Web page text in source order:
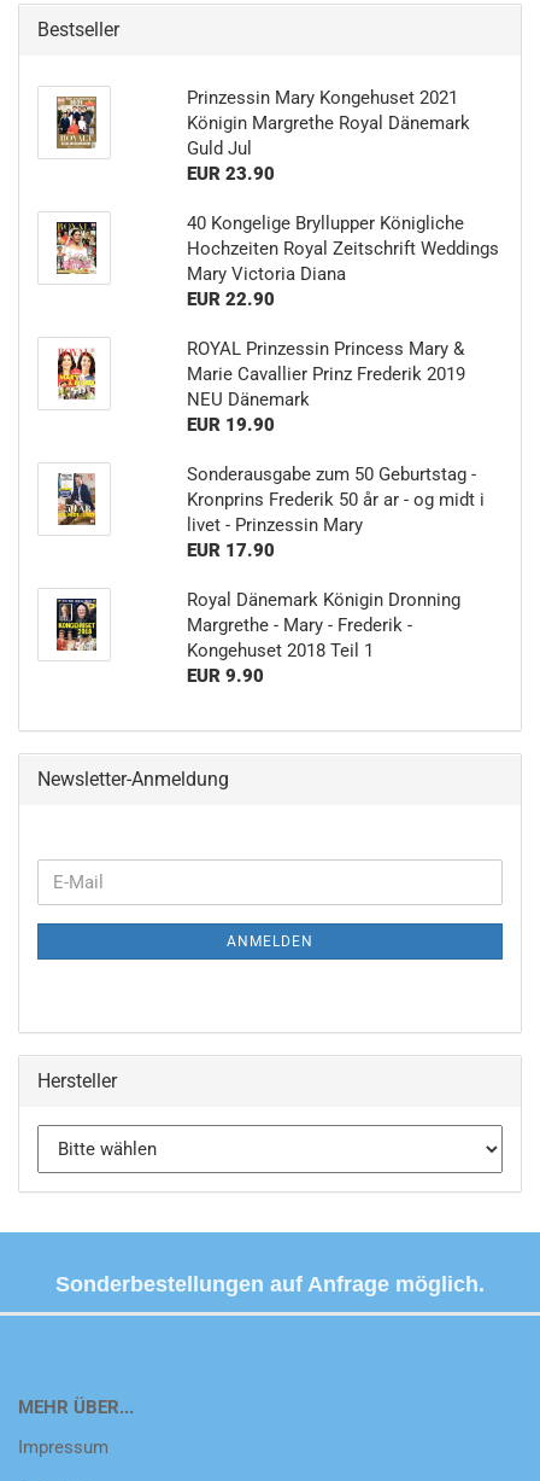
Bestseller
Prinzessin Mary Kongehuset 2021
Königin Margrethe Royal Dänemark
Guld Jul
EUR 23.90
40 Kongelige Bryllupper Königliche
Hochzeiten Royal Zeitschrift Weddings
Mary Victoria Diana
EUR 22.90
ROYAL Prinzessin Princess Mary &
Marie Cavallier Prinz Frederik 2019
NEU Dänemark
EUR 19.90
Sonderausgabe zum 50 Geburtstag -
Kronprins Frederik 50 år ar - og midt i
livet - Prinzessin Mary
EUR 17.90
Royal Dänemark Königin Dronning
Margrethe - Mary - Frederik -
Kongehuset 2018 Teil 1
EUR 9.90
Newsletter-Anmeldung
WEITER
ZUR
NEWSLETTER-
E-
Mail
ANMELDEN
Hersteller
Sonderbestellungen auf Anfrage möglich.
MEHR ÜBER...
Impressum